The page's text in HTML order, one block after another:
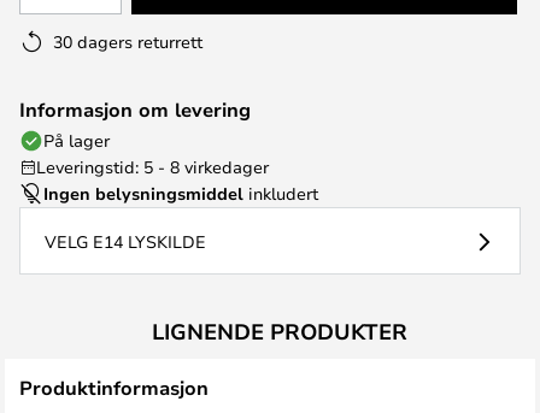
30 dagers returrett
Informasjon om levering
På lager
Leveringstid: 5 - 8 virkedager
Ingen belysningsmiddel inkludert
VELG E14 LYSKILDE
LIGNENDE PRODUKTER
Produktinformasjon